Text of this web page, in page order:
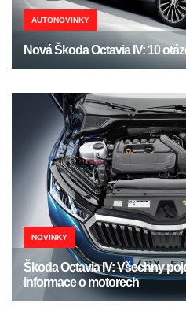
AUTONOVINKY
Nová Škoda Octavia IV: 10
NOVINKY
Škoda Octavia IV: Všechny
informace o motorech